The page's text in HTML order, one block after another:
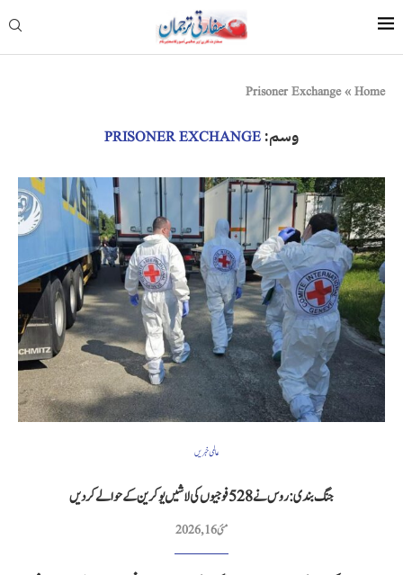
Home
»
Prisoner Exchange
وسم: PRISONER EXCHANGE
عالمی خبریں
جنگ بندی: روس نے 528 فوجیوں کی لاشیں یوکرین کے حوالے کردیں
مئی 16, 2026